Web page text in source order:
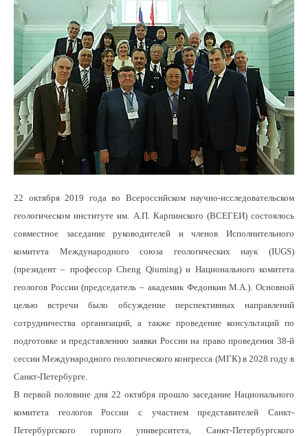
22 октября 2019 года во Всероссийском научно-исследовательском
геологическом институте им. А.П. Карпинского (ВСЕГЕИ) состоялось
совместное заседание руководителей и членов Исполнительного
комитета Международного союза геологических наук (IUGS)
(президент – профессор Cheng Qiuming) и Национального комитета
геологов России (председатель – академик Федонкин М.А.). Основной
целью встречи было обсуждение перспективных направлений
сотрудничества организаций, а также проведение консультаций по
подготовке и представлению заявки России на право проведения 38-й
сессии Международного геологического конгресса (МГК) в 2028 году в
Санкт-Петербурге.
В первой половине дня 22 октября прошло заседание Национального
комитета геологов России с участием представителей Санкт-
Петербургского горного университета, Санкт-Петербургского